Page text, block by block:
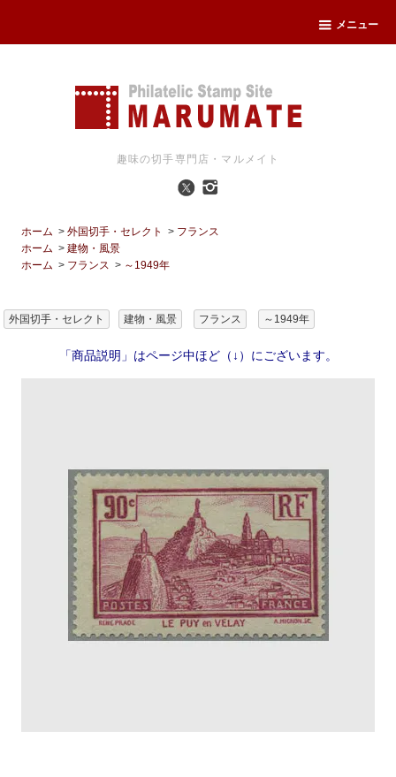
メニュー
趣味の切手専門店・マルメイト
ホーム >外国切手・セレクト > フランス
ホーム >建物・風景
ホーム > フランス > ～1949年
外国切手・セレクト 建物・風景 フランス ～1949年
「商品説明」はページ中ほど（↓）にございます。